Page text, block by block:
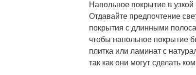
Напольное покрытие в
Отдавайте предпочтение
покрытия с длинными
чтобы напольное покрытие
плитка или ламинат с
так как они могут сделать